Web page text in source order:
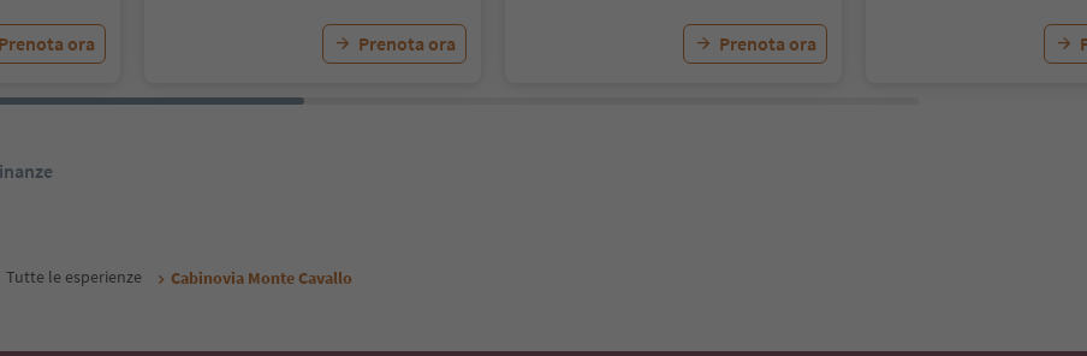
Prenota ora Prenota ora Prenota ora
Tutte le esperienze Cabinovia Monte Cavallo